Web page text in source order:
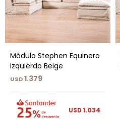
Módulo Stephen Equinero
Izquierdo Beige
USD1.379
USD 1.034